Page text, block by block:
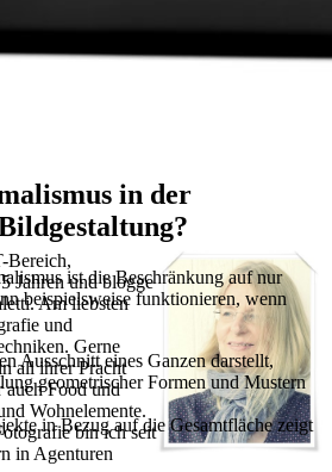
in der
ist die Beschränkung auf nur
beispielsweise funktionieren, wenn
Ausschnitt eines Ganzen darstellt,
geometrischer Formen und Mustern
in Bezug auf die Gesamtfläche zeigt
Bereich,
Jahren und blogge
Am liebsten
und
Gerne
all ihrer Pracht
auch Food und
Wohnelemente.
bin ich seit
in Agenturen